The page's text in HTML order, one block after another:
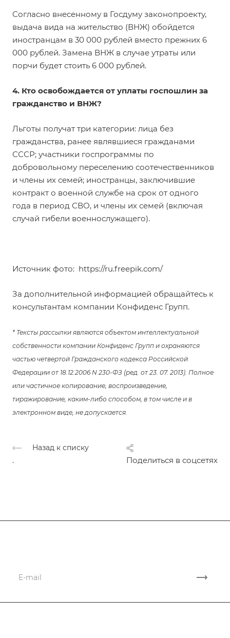
Согласно внесенному в Госдуму законопроекту,
выдача вида на жительство (ВНЖ) обойдется
иностранцам в 30 000 рублей вместо прежних 6
000 рублей. Замена ВНЖ в случае утраты или
порчи будет стоить 6 000 рублей.
4. Кто освобождается от уплаты госпошлин за
гражданство и ВНЖ?
Льготы получат три категории: лица без
гражданства, ранее являвшиеся гражданами
СССР; участники госпрограммы по
добровольному переселению соотечественников
и члены их семей; иностранцы, заключившие
контракт о военной службе на срок от одного
года в период СВО, и члены их семей (включая
случай гибели военнослужащего).
Источник фото: https://ru.freepik.com/
За дополнительной информацией обращайтесь к
консультантам компании Конфиденс Групп.
* Тексты рассылки являются объектом интеллектуальной
собственности компании Конфиденс Групп и охраняются
частью четвертой Гражданского кодекса Российской
Федерации от 18.12.2006 N 230-ФЗ (ред. от 23. 07. 2013). Полное
или частичное копирование, воспроизведение,
тиражирование, каким-либо способом, в том числе и в
электронном виде, не допускается.
Назад к списку
Поделиться в соцсетях
.